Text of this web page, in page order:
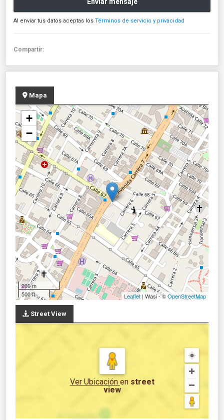
Enviar mensaje
Al enviar tus datos aceptas los Términos de servicio y privacidad
Compartir:
Mapa
+
−
200 m
500 ft
Leaflet | Wasi - ©OpenStreetMap
Street View
Ver Ubicación en street
view